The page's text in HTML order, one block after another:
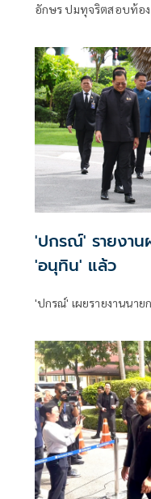
อักษร ปมทุจริตสอบท้อ
เต้นได้ ชี้รีเซ็ต มท.จบใน
'ปกรณ์' รายงาน
'อนุทิน' แล้ว
'ปกรณ์' เผยรายงานนา